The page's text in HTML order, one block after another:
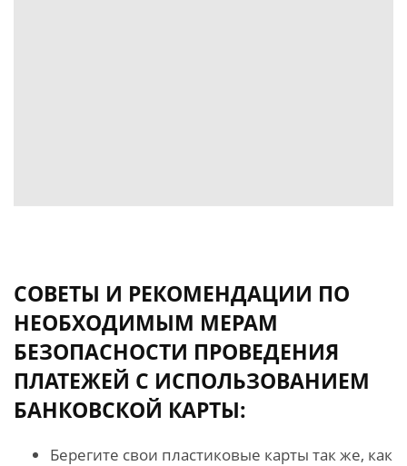
СОВЕТЫ И РЕКОМЕНДАЦИИ ПО
НЕОБХОДИМЫМ МЕРАМ
БЕЗОПАСНОСТИ ПРОВЕДЕНИЯ
ПЛАТЕЖЕЙ С ИСПОЛЬЗОВАНИЕМ
БАНКОВСКОЙ КАРТЫ:
Берегите свои пластиковые карты так же, как